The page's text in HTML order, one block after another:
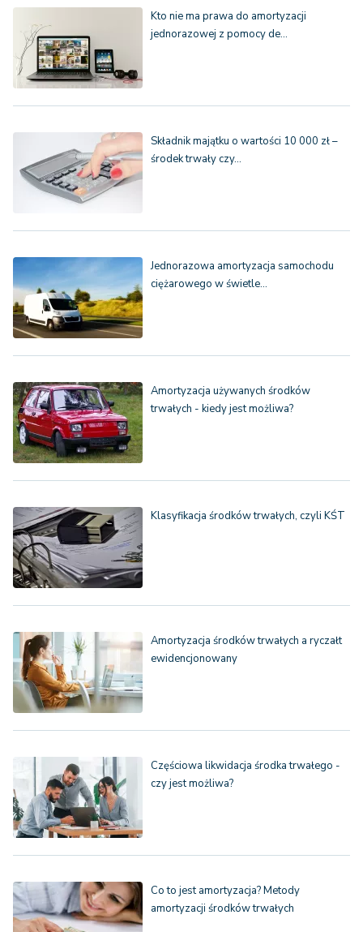
Kto nie ma prawa do amortyzacji
jednorazowej z pomocy de…
Składnik majątku o wartości 10 000 zł –
środek trwały czy…
Jednorazowa amortyzacja samochodu
ciężarowego w świetle…
Amortyzacja używanych środków
trwałych - kiedy jest możliwa?
Klasyfikacja środków trwałych, czyli KŚT
Amortyzacja środków trwałych a ryczałt
ewidencjonowany
Częściowa likwidacja środka trwałego -
czy jest możliwa?
Co to jest amortyzacja? Metody
amortyzacji środków trwałych